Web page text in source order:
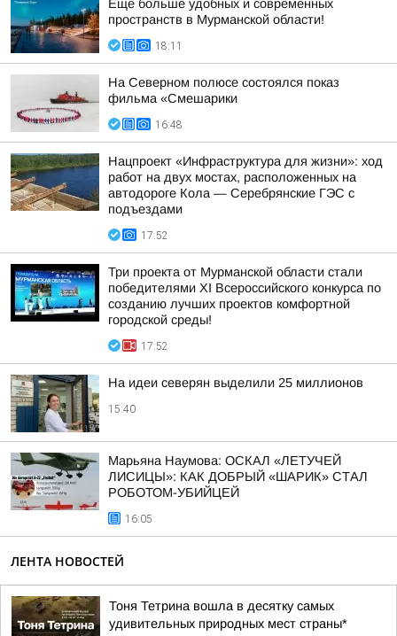
Еще больше удобных и современных
пространств в Мурманской области!
18:11
На Северном полюсе состоялся показ
фильма «Смешарики
16:48
Нацпроект «Инфраструктура для жизни»: ход
работ на двух мостах, расположенных на
автодороге Кола — Серебрянские ГЭС с
подъездами
17:52
Три проекта от Мурманской области стали
победителями XI Всероссийского конкурса по
созданию лучших проектов комфортной
городской среды!
17:52
На идеи северян выделили 25 миллионов
15:40
Марьяна Наумова: ОСКАЛ «ЛЕТУЧЕЙ
ЛИСИЦЫ»: КАК ДОБРЫЙ «ШАРИК» СТАЛ
РОБОТОМ-УБИЙЦЕЙ
16:05
ЛЕНТА НОВОСТЕЙ
Тоня Тетрина вошла в десятку самых
удивительных природных мест страны*